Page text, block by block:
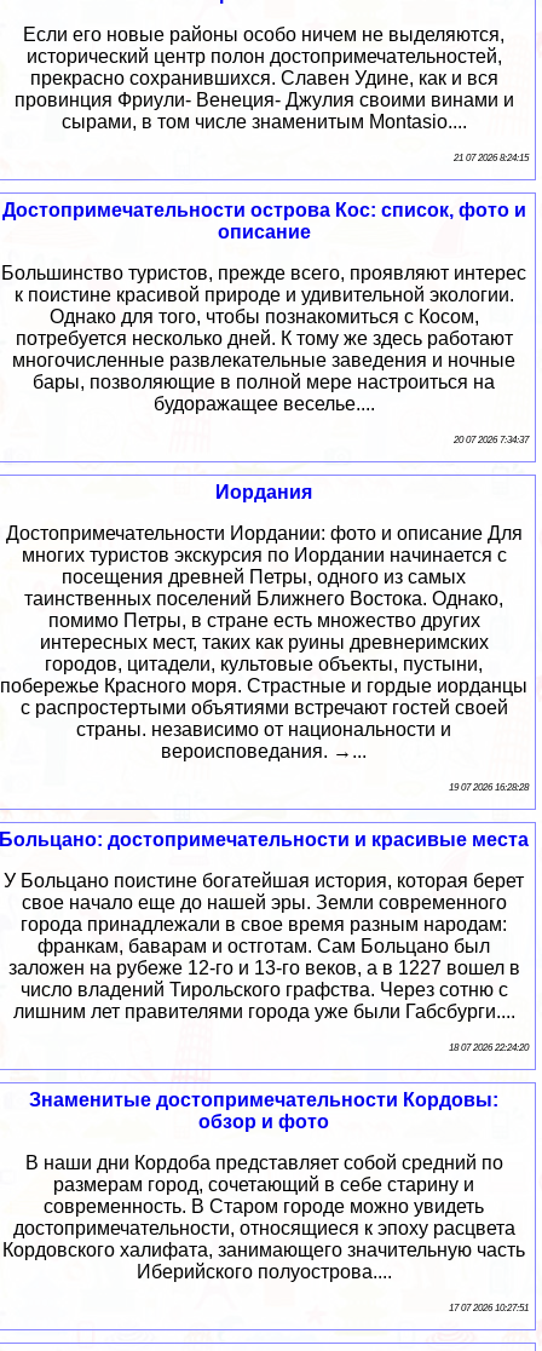
Если его новые районы особо ничем не выделяются,
исторический центр полон достопримечательностей,
прекрасно сохранившихся. Славен Удине, как и вся
провинция Фриули- Венеция- Джулия своими винами и
сырами, в том числе знаменитым Montasio....
21 07 2026 8:24:15
Достопримечательности острова Кос: список, фото и
описание
Большинство туристов, прежде всего, проявляют интерес
к поистине красивой природе и удивительной экологии.
Однако для того, чтобы познакомиться с Косом,
потребуется несколько дней. К тому же здесь работают
многочисленные развлекательные заведения и ночные
бары, позволяющие в полной мере настроиться на
будоражащее веселье....
20 07 2026 7:34:37
Иордания
Достопримечательности Иордании: фото и описание Для
многих туристов экскурсия по Иордании начинается с
посещения древней Петры, одного из самых
таинственных поселений Ближнего Востока. Однако,
помимо Петры, в стране есть множество других
интересных мест, таких как руины древнеримских
городов, цитадели, культовые объекты, пустыни,
побережье Красного моря. Страстные и гордые иорданцы
с распростертыми объятиями встречают гостей своей
страны. независимо от национальности и
вероисповедания. →...
19 07 2026 16:28:28
Больцано: достопримечательности и красивые места
У Больцано поистине богатейшая история, которая берет
свое начало еще до нашей эры. Земли современного
города принадлежали в свое время разным народам:
франкам, баварам и остготам. Сам Больцано был
заложен на рубеже 12-го и 13-го веков, а в 1227 вошел в
число владений Тирольского графства. Через сотню с
лишним лет правителями города уже были Габсбурги....
18 07 2026 22:24:20
Знаменитые достопримечательности Кордовы:
обзор и фото
В наши дни Кордоба представляет собой средний по
размерам город, сочетающий в себе старину и
современность. В Старом городе можно увидеть
достопримечательности, относящиеся к эпоху расцвета
Кордовского халифата, занимающего значительную часть
Иберийского полуострова....
17 07 2026 10:27:51